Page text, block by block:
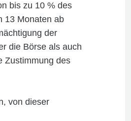
bis zu 10 % des
13 Monaten ab
der
die Börse als auch
Zustimmung des
von dieser